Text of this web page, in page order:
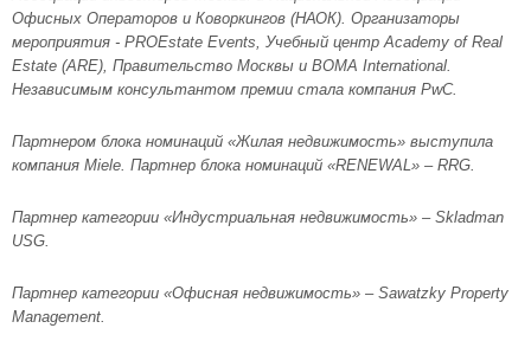
Офисных Операторов и Коворкингов (НАОК). Организаторы
мероприятия - PROEstate Events, Учебный центр Academy of Real
Estate (ARE), Правительство Москвы и BOMA International.
Независимым консультантом премии стала компания PwC.
Партнером блока номинаций «Жилая недвижимость» выступила
компания Miele. Партнер блока номинаций «RENEWAL» – RRG.
Партнер категории «Индустриальная недвижимость» – Skladman
USG.
Партнер категории «Офисная недвижимость» – Sawatzky Property
Management.